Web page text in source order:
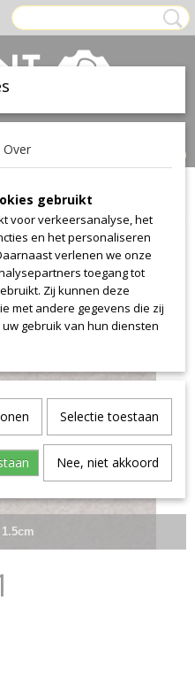
(0)
>colorado 1601
Over
gebruikt
voor verkeersanalyse, het
en het personaliseren
verlenen we onze
toegang tot
Zij kunnen deze
met andere gegevens die zij
gebruik van hun diensten
Selectie toestaan
Nee, niet akkoord